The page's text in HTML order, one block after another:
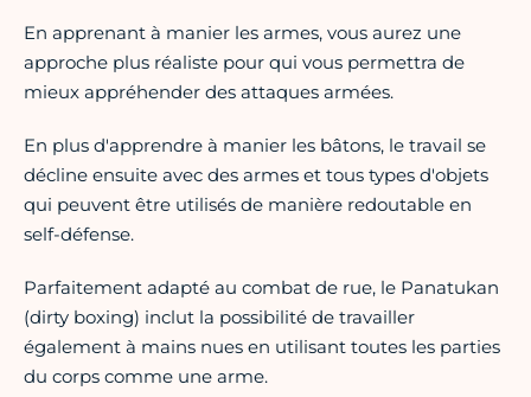
En apprenant à manier les armes, vous aurez une
approche plus réaliste pour qui vous permettra de
mieux appréhender des attaques armées.
En plus d'apprendre à manier les bâtons, le travail se
décline ensuite avec des armes et tous types d'objets
qui peuvent être utilisés de manière redoutable en
self-défense.
Parfaitement adapté au combat de rue, le Panatukan
(dirty boxing) inclut la possibilité de travailler
également à mains nues en utilisant toutes les parties
du corps comme une arme.